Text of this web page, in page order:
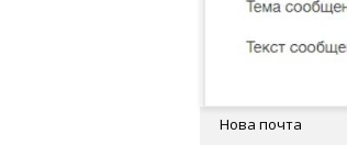
Нова почта